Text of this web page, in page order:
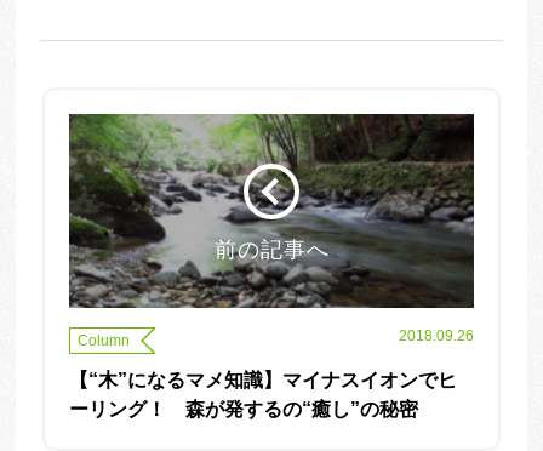
前の記事へ
Column 2018.09.26
【“木”になるマメ知識】マイナスイオンでヒ
ーリング！ 森が発するの“癒し”の秘密